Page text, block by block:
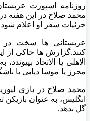
روزنامه اسپورت
محمد صلاح در این هفته
جزئیات سفر او اعلام
عربستانی ها سخت
کنند.گزارش ها حاکی از
الاهلی یا الاتحاد
محرز یا موسا دیابی با
محمد صلاح در بازی
انگلیس، به عنوان
گل بدهد.